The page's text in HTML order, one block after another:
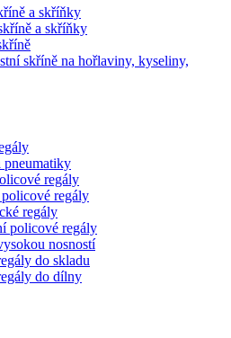
a skříňky
a skříňky
skříně na hořlaviny, kyseliny,
pneumatiky
regály
regály
regály
policové regály
nosností
do skladu
do dílny